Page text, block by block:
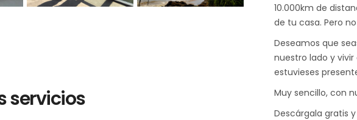
servicios
10.000km de
de tu casa. Pero
Deseamos que
nuestro lado y
estuvieses
Muy sencillo, con
Descárgala gratis